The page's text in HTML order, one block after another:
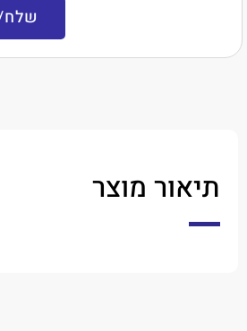
שלח/י טופס
מוצר